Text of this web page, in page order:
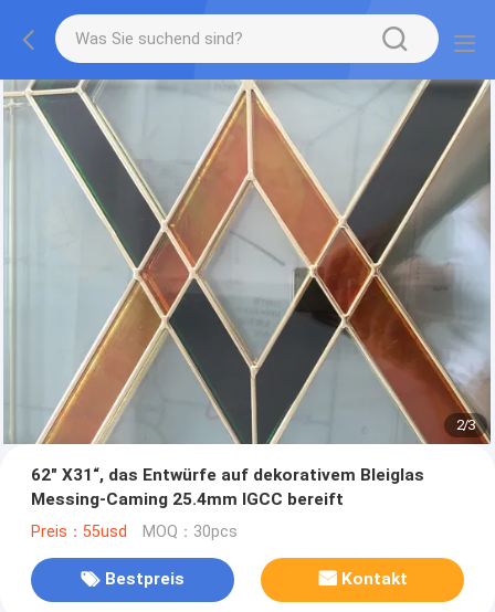
2/3
62" X31“, das Entwürfe auf dekorativem Bleiglas
Messing-Caming 25.4mm IGCC bereift
Preis：55usd MOQ：30pcs
Bestpreis Kontakt